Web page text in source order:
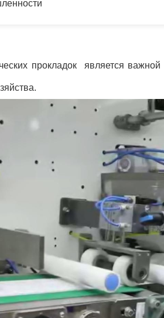
прокладок является